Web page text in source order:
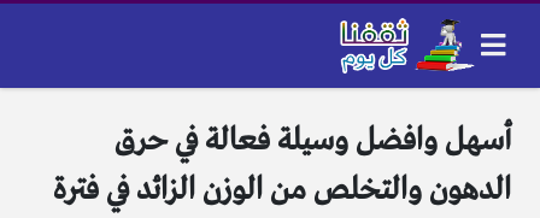
أسهل وافضل وسيلة فعالة في حرق
الدهون والتخلص من الوزن الزائد في فترة